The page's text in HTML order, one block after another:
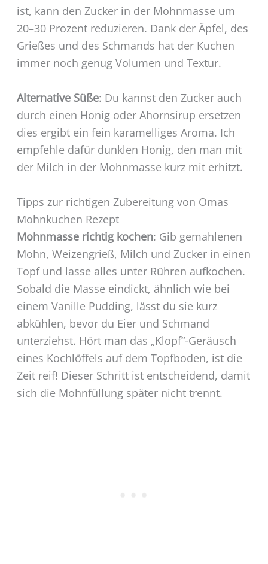
ist, kann den Zucker in der Mohnmasse um
20–30 Prozent reduzieren. Dank der Äpfel, des
Grießes und des Schmands hat der Kuchen
immer noch genug Volumen und Textur.
Alternative Süße: Du kannst den Zucker auch
durch einen Honig oder Ahornsirup ersetzen
dies ergibt ein fein karamelliges Aroma. Ich
empfehle dafür dunklen Honig, den man mit
der Milch in der Mohnmasse kurz mit erhitzt.
Tipps zur richtigen Zubereitung von Omas
Mohnkuchen Rezept
Mohnmasse richtig kochen: Gib gemahlenen
Mohn, Weizengrieß, Milch und Zucker in einen
Topf und lasse alles unter Rühren aufkochen.
Sobald die Masse eindickt, ähnlich wie bei
einem Vanille Pudding, lässt du sie kurz
abkühlen, bevor du Eier und Schmand
unterziehst. Hört man das „Klopf“-Geräusch
eines Kochlöffels auf dem Topfboden, ist die
Zeit reif! Dieser Schritt ist entscheidend, damit
sich die Mohnfüllung später nicht trennt.